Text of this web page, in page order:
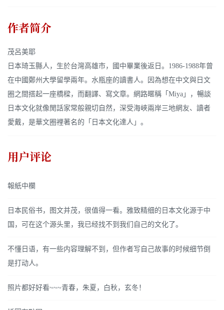
作者简介
茂呂美耶
日本琦玉縣人，生於台灣高雄市，國中畢業後返日。1986-1988年曾
在中國鄭州大學留學兩年。水瓶座的讀書人。因為想在中文與日文
圈之間搭起一座橋樑，而翻譯、寫文章。網路暱稱「Miya」，暢談
日本文化就像閒話家常般親切自然，深受海峽兩岸三地網友、讀者
愛戴，是華文圈裡著名的「日本文化達人」。
用户评论
報紙中欄
日本民俗书，图文并茂，很值得一看。雅致精细的日本文化源于中
国，可在这个源头里，我已经找不到我们自己的文化了。
不懂日语，有一些内容理解不到，但作者写自己故事的时候细节倒
是打动人。
照片都好好看~~~青春，朱夏，白秋，玄冬！